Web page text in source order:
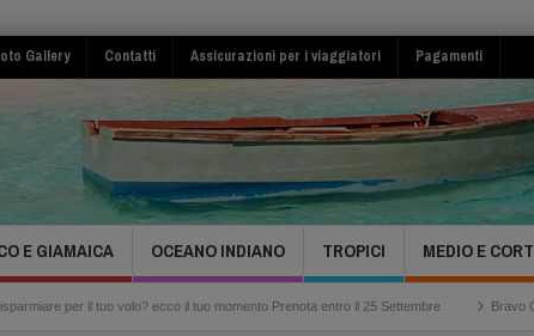
Gallery Contatti Assicurazioni per i viaggiatori Pagamenti
E GIAMAICA OCEANO INDIANO TROPICI MEDIO E
volo? ecco il tuo momento Prenota entro il 25 Settembre Bravo Club Viva